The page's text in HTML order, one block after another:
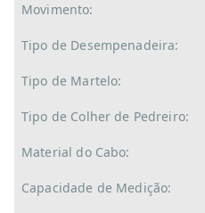
Movimento:
Tipo de Desempenadeira:
Tipo de Martelo:
Tipo de Colher de Pedreiro:
Material do Cabo:
Capacidade de Medição: